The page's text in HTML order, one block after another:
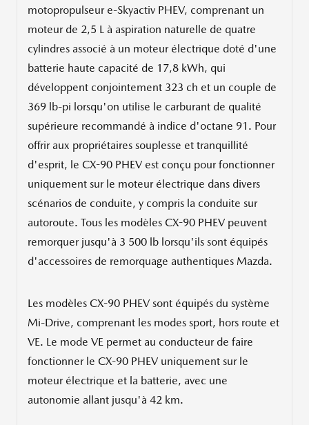
motopropulseur e-Skyactiv PHEV, comprenant un
moteur de 2,5 L à aspiration naturelle de quatre
cylindres associé à un moteur électrique doté d'une
batterie haute capacité de 17,8 kWh, qui
développent conjointement 323 ch et un couple de
369 lb-pi lorsqu'on utilise le carburant de qualité
supérieure recommandé à indice d'octane 91. Pour
offrir aux propriétaires souplesse et tranquillité
d'esprit, le CX-90 PHEV est conçu pour fonctionner
uniquement sur le moteur électrique dans divers
scénarios de conduite, y compris la conduite sur
autoroute. Tous les modèles CX-90 PHEV peuvent
remorquer jusqu'à 3 500 lb lorsqu'ils sont équipés
d'accessoires de remorquage authentiques Mazda.
Les modèles CX-90 PHEV sont équipés du système
Mi-Drive, comprenant les modes sport, hors route et
VE. Le mode VE permet au conducteur de faire
fonctionner le CX-90 PHEV uniquement sur le
moteur électrique et la batterie, avec une
autonomie allant jusqu'à 42 km.